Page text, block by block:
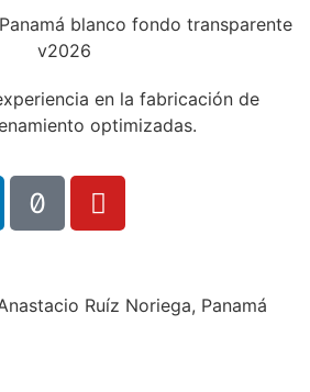
en la fabricación de
optimizadas.
Ruíz Noriega, Panamá